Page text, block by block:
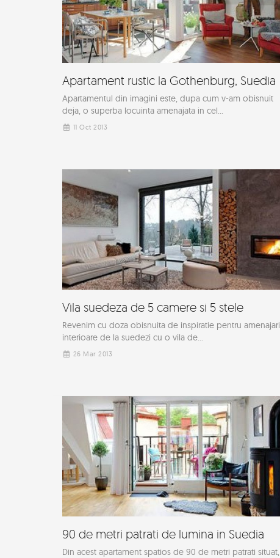
Apartament rustic la Gothenburg, Suedia
Apartamentul din imagini este, dupa cum v-am obisnuit
deja, o superba locuinta amenajata in cel...
11 Oct 2013
Vila suedeza de 5 camere si 5 stele
Revenim cu doza obisnuita de inspiratie pentru amenajari
interioare de la suedezi cu o vila de...
26 Mar 2013
90 de metri patrati de lumina in Suedia
Din acest apartament spatios de 90 de metri patrati situat,